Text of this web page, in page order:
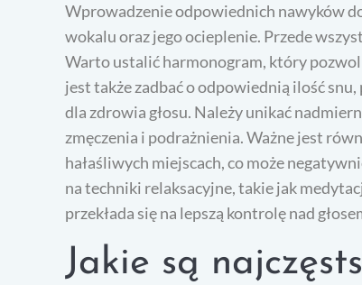
Wprowadzenie odpowiednich nawyków
wokalu oraz jego ocieplenie. Przede
Warto ustalić harmonogram, który
jest także zadbać o odpowiednią ilość
dla zdrowia głosu. Należy unikać
zmęczenia i podrażnienia. Ważne jest
hałaśliwych miejscach, co może
na techniki relaksacyjne, takie jak
przekłada się na lepszą kontrolę nad
Jakie są